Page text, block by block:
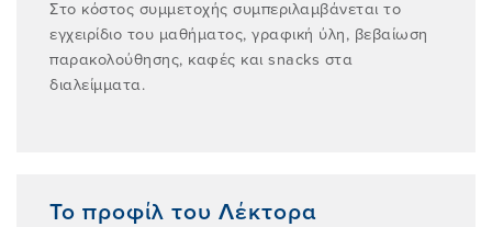
Στο κόστος συμμετοχής συμπεριλαμβάνεται το
εγχειρίδιο του μαθήματος, γραφική ύλη, βεβαίωση
παρακολούθησης, καφές και snacks στα
διαλείμματα.
Το προφίλ του Λέκτορα